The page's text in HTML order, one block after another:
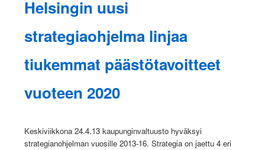
Helsingin uusi
strategiaohjelma linjaa
tiukemmat päästötavoitteet
vuoteen 2020
Keskiviikkona 24.4.13 kaupunginvaltuusto hyväksyi
strategianohjelman vuosille 2013-16. Strategia on jaettu 4 eri